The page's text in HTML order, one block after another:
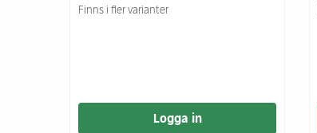
Finns i fler varianter
Logga in